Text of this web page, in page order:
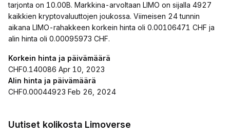
tarjonta on 10.00B. Markkina-arvoltaan LIMO on sijalla 4927
kaikkien kryptovaluuttojen joukossa. Viimeisen 24 tunnin
aikana LIMO-rahakkeen korkein hinta oli 0.00106471 CHF ja
alin hinta oli 0.00095973 CHF.
Korkein hinta ja päivämäärä
CHF0.140086 Apr 10, 2023
Alin hinta ja päivämäärä
CHF0.00044923 Feb 26, 2024
Uutiset kolikosta Limoverse